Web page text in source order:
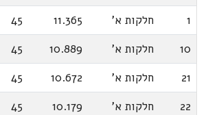
1
חלקות א' 11.365
45
10
חלקות א' 10.889
45
21
חלקות א' 10.672
45
22
חלקות א' 10.179
45